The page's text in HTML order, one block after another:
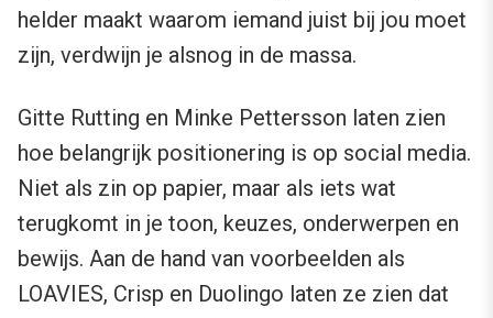
helder maakt waarom iemand juist bij jou moet
zijn, verdwijn je alsnog in de massa.
Gitte Rutting en Minke Pettersson laten zien
hoe belangrijk positionering is op social media.
Niet als zin op papier, maar als iets wat
terugkomt in je toon, keuzes, onderwerpen en
bewijs. Aan de hand van voorbeelden als
LOAVIES, Crisp en Duolingo laten ze zien dat